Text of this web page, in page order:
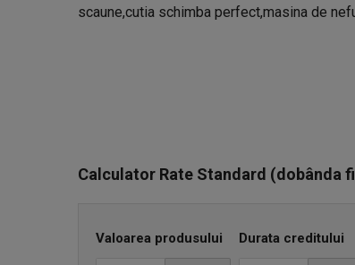
scaune,cutia schimba perfect,masina de
Calculator Rate Standard (dobânda
Valoarea produsului Durata creditului